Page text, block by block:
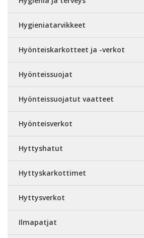
Hygieniatarvikkeet
Hyönteiskarkotteet ja -verkot
Hyönteissuojat
Hyönteissuojatut vaatteet
Hyönteisverkot
Hyttyshatut
Hyttyskarkottimet
Hyttysverkot
Ilmapatjat